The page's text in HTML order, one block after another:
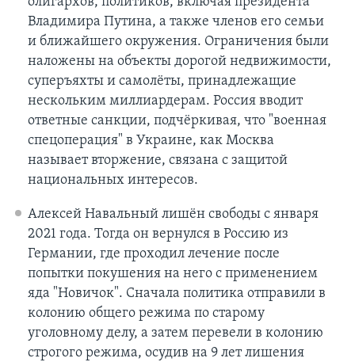
Владимира Путина, а также членов его семьи
и ближайшего окружения. Ограничения были
наложены на объекты дорогой недвижимости,
суперъяхты и самолёты, принадлежащие
нескольким миллиардерам. Россия вводит
ответные санкции, подчёркивая, что "военная
спецоперация" в Украине, как Москва
называет вторжение, связана с защитой
национальных интересов.
Алексей Навальный лишён свободы с января
2021 года. Тогда он вернулся в Россию из
Германии, где проходил лечение после
попытки покушения на него с применением
яда "Новичок". Сначала политика отправили в
колонию общего режима по старому
уголовному делу, а затем перевели в колонию
строгого режима, осудив на 9 лет лишения